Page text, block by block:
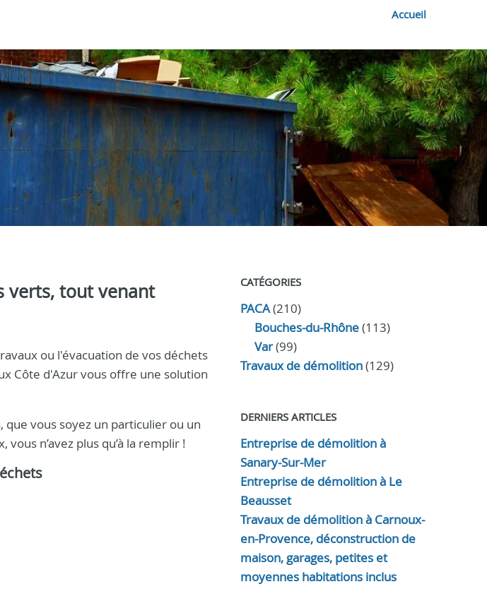
Accueil
verts, tout venant
ou l'évacuation de vos déchets
Côte d'Azur vous offre une solution
vous soyez un particulier ou un
n’avez plus qu’à la remplir !
CATÉGORIES
PACA(210)
Bouches-du-Rhône(113)
Var(99)
Travaux de démolition(129)
DERNIERS ARTICLES
Entreprise de démolition à
Sanary-Sur-Mer
Entreprise de démolition à Le
Beausset
Travaux de démolition à Carnoux-
en-Provence, déconstruction de
maison, garages, petites et
moyennes habitations inclus